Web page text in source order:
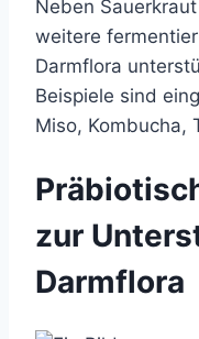
Neben
weitere
Darmflora
Beispiele sind
Miso, Kombucha,
zur
Darmflora